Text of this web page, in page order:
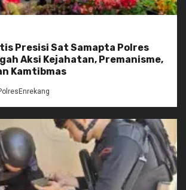
Presisi Sat Samapta Polres
Aksi Kejahatan, Premanisme,
Kamtibmas